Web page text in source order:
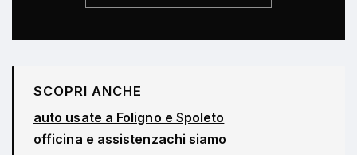
SCOPRI ANCHE
auto usate a Foligno e Spoleto
officina e assistenzachi siamo